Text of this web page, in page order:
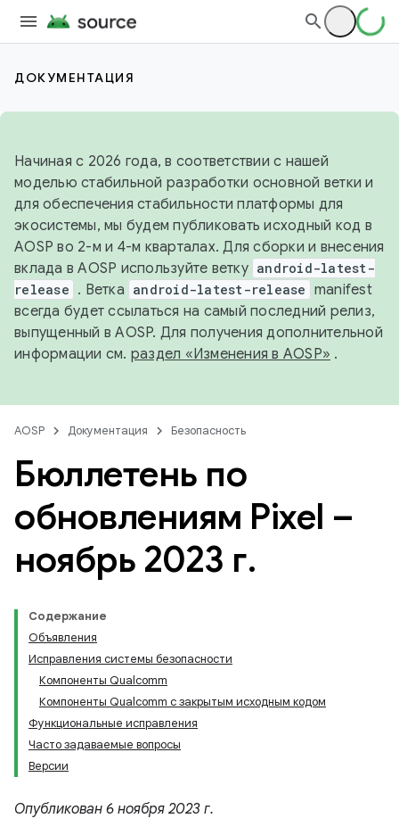
ДОКУМЕНТАЦИЯ
Начиная с 2026 года, в соответствии с нашей
моделью стабильной разработки основной ветки и
для обеспечения стабильности платформы для
экосистемы, мы будем публиковать исходный код в
AOSP во 2-м и 4-м кварталах. Для сборки и внесения
вклада в AOSP используйте ветку android-latest-
release . Ветка android-latest-release manifest
всегда будет ссылаться на самый последний релиз,
выпущенный в AOSP. Для получения дополнительной
информации см. раздел «Изменения в AOSP» .
AOSP Документация Безопасность
Бюллетень по
обновлениям Pixel –
ноябрь 2023 г.
Содержание
Объявления
Исправления системы безопасности
Компоненты Qualcomm
Компоненты Qualcomm с закрытым исходным кодом
Функциональные исправления
Часто задаваемые вопросы
Версии
Опубликован 6 ноября 2023 г.